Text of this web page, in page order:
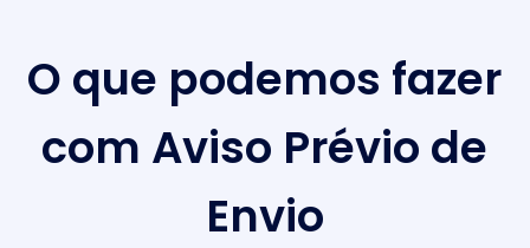
O que podemos fazer
com Aviso Prévio de
Envio